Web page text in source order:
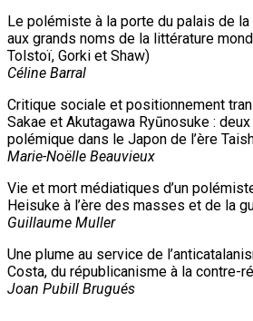
Le polémiste à la porte du palais de
aux grands noms de la littérature
Tolstoï, Gorki et Shaw)
Céline Barral
Critique sociale et positionnement
Sakae et Akutagawa Ryūnosuke :
polémique dans le Japon de l’ère
Marie-Noëlle Beauvieux
Vie et mort médiatiques d’un
Heisuke à l’ère des masses et de la
Guillaume Muller
Une plume au service de
Costa, du républicanisme à la contre-
Joan Pubill Brugués